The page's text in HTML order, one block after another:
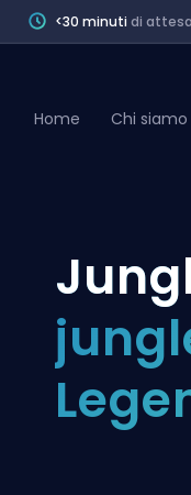
<30 minutidi attesa
Division Boost
Home Chi siamo